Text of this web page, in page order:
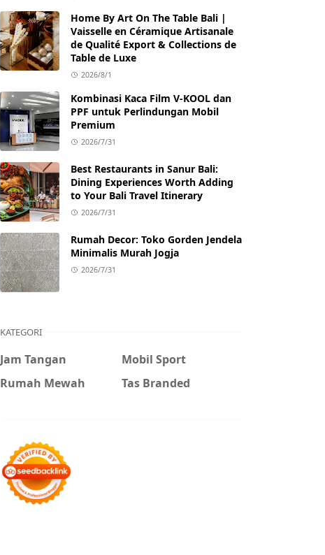
Home By Art On The Table Bali |
Vaisselle en Céramique Artisanale
de Qualité Export & Collections de
Table de Luxe
2026/8/1
Kombinasi Kaca Film V-KOOL dan
PPF untuk Perlindungan Mobil
Premium
2026/7/31
Best Restaurants in Sanur Bali:
Dining Experiences Worth Adding
to Your Bali Travel Itinerary
2026/7/31
Rumah Decor: Toko Gorden Jendela
Minimalis Murah Jogja
2026/7/31
KATEGORI
Jam Tangan
Mobil Sport
Rumah Mewah
Tas Branded